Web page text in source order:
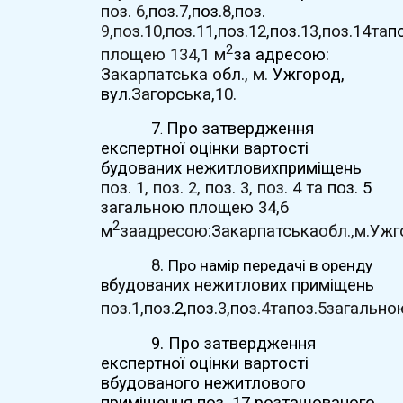
поз. 6,поз.7,поз.8,поз.
9,поз.10,поз.11,поз.12,поз.13,поз.14та
площею 134,1 м2за адресою:
Закарпатська обл., м. Ужгород,
вул.Загорська,10.
7. Про затвердження
експертної оцінки вартості
будованих нежитловихприміщень
поз. 1, поз. 2, поз. 3, поз. 4та поз. 5
загальною площею 34,6
м2заадресою:Закарпатськаобл.,м.
8. Про намір передачі в оренду
вбудованих нежитлових приміщень
поз.1,поз.2,поз.3,поз.4тапоз.5
9. Про затвердження
експертної оцінки вартості
вбудованого нежитлового